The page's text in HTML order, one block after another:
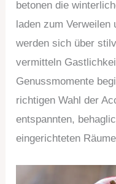
betonen die
laden zum
werden sich über
vermitteln
Genussmomente
richtigen Wahl der
entspannten,
eingerichteten